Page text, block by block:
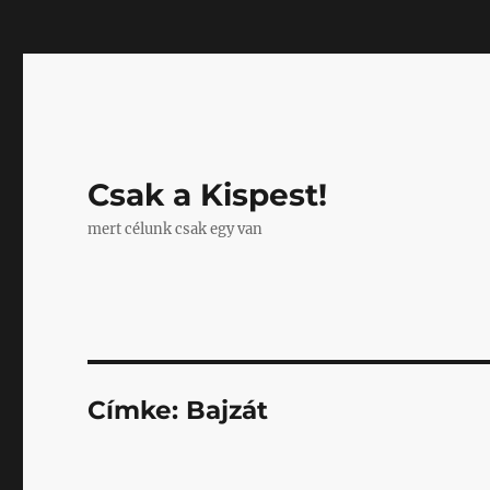
Csak a Kispest!
mert célunk csak egy van
Címke: Bajzát